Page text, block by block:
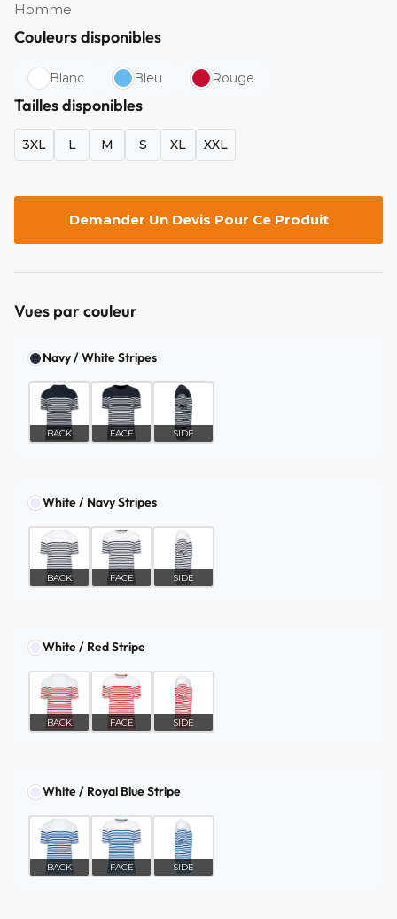
Homme
Couleurs disponibles
Blanc Bleu Rouge
Tailles disponibles
3XL L M S XL XXL
Demander Un Devis Pour Ce Produit
Vues par couleur
Navy / White Stripes
BACK FACE SIDE
White / Navy Stripes
BACK FACE SIDE
White / Red Stripe
BACK FACE SIDE
White / Royal Blue Stripe
BACK FACE SIDE